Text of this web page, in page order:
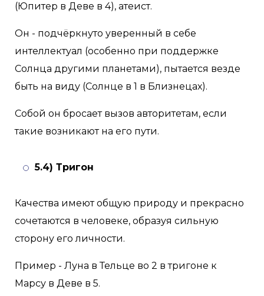
(Юпитер в Деве в 4), атеист.
Он - подчёркнуто уверенный в себе
интеллектуал (особенно при поддержке
Солнца другими планетами), пытается везде
быть на виду (Солнце в 1 в Близнецах).
Собой он бросает вызов авторитетам, если
такие возникают на его пути.
5.4) Тригон
Качества имеют общую природу и прекрасно
сочетаются в человеке, образуя сильную
сторону его личности.
Пример - Луна в Тельце во 2 в тригоне к
Марсу в Деве в 5.